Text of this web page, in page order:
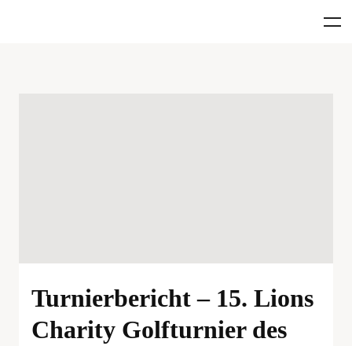
Turnierbericht – 15. Lions
Charity Golfturnier des